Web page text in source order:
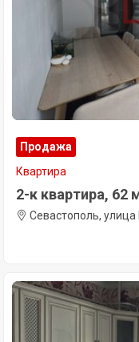
Продажа
Квартира
2-к квартира, 62
Севастополь,